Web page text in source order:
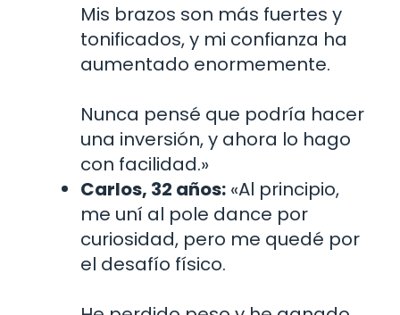
Mis brazos son más fuertes y
tonificados, y mi confianza ha
aumentado enormemente.
Nunca pensé que podría hacer
una inversión, y ahora lo hago
con facilidad.»
Carlos, 32 años: «Al principio,
me uní al pole dance por
curiosidad, pero me quedé por
el desafío físico.